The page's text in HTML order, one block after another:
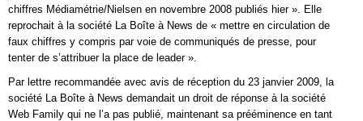
chiffres Médiamétrie/Nielsen en novembre 2008 publiés hier ». Elle
reprochait à la société La Boîte à News de « mettre en circulation de
faux chiffres y compris par voie de communiqués de presse, pour
tenter de s’attribuer la place de leader ».
Par lettre recommandée avec avis de réception du 23 janvier 2009, la
société La Boîte à News demandait un droit de réponse à la société
Web Family qui ne l’a pas publié, maintenant sa prééminence en tant